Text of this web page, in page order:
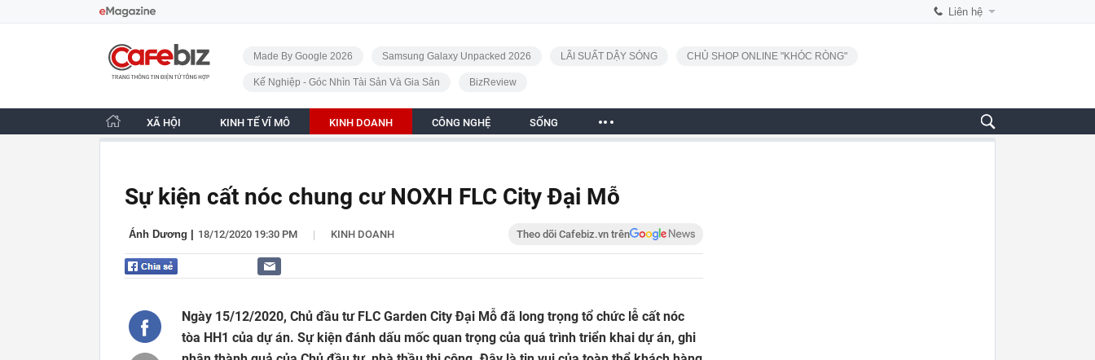
Liên hệ
CafeBiz - Trang chủ
Made By Google 2026 Samsung Galaxy Unpacked 2026 LÃI SUẤT DẬY SÓNG CHỦ SHOP ONLINE "KHÓC RÒNG"
Kế Nghiệp - Góc Nhìn Tài Sản Và Gia Sản BizReview
XÃ HỘI KINH TẾ VĨ MÔ KINH DOANH CÔNG NGHỆ SỐNG
Sự kiện cất nóc chung cư NOXH FLC City Đại Mỗ
Ánh Dương 18/12/2020 19:30 PM | KINH DOANH Theo dõi Cafebiz.vn trên
Ngày 15/12/2020, Chủ đầu tư FLC Garden City Đại Mỗ đã long trọng tổ chức lễ cất nóc
tòa HH1 của dự án. Sự kiện đánh dấu mốc quan trọng của quá trình triển khai dự án, ghi